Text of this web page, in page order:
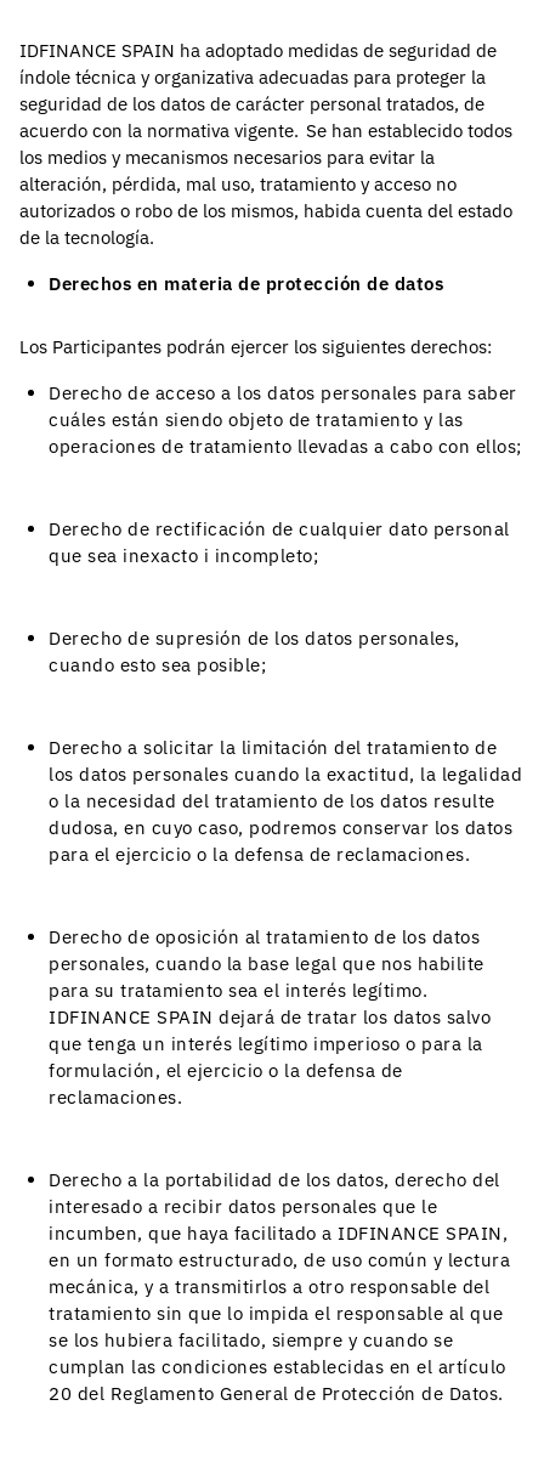
IDFINANCE SPAIN ha adoptado medidas de seguridad de
índole técnica y organizativa adecuadas para proteger la
seguridad de los datos de carácter personal tratados, de
acuerdo con la normativa vigente. Se han establecido todos
los medios y mecanismos necesarios para evitar la
alteración, pérdida, mal uso, tratamiento y acceso no
autorizados o robo de los mismos, habida cuenta del estado
de la tecnología.
Derechos en materia de protección de datos
Los Participantes podrán ejercer los siguientes derechos:
Derecho de acceso a los datos personales para saber
cuáles están siendo objeto de tratamiento y las
operaciones de tratamiento llevadas a cabo con ellos;
Derecho de rectificación de cualquier dato personal
que sea inexacto i incompleto;
Derecho de supresión de los datos personales,
cuando esto sea posible;
Derecho a solicitar la limitación del tratamiento de
los datos personales cuando la exactitud, la legalidad
o la necesidad del tratamiento de los datos resulte
dudosa, en cuyo caso, podremos conservar los datos
para el ejercicio o la defensa de reclamaciones.
Derecho de oposición al tratamiento de los datos
personales, cuando la base legal que nos habilite
para su tratamiento sea el interés legítimo.
IDFINANCE SPAIN dejará de tratar los datos salvo
que tenga un interés legítimo imperioso o para la
formulación, el ejercicio o la defensa de
reclamaciones.
Derecho a la portabilidad de los datos, derecho del
interesado a recibir datos personales que le
incumben, que haya facilitado a IDFINANCE SPAIN,
en un formato estructurado, de uso común y lectura
mecánica, y a transmitirlos a otro responsable del
tratamiento sin que lo impida el responsable al que
se los hubiera facilitado, siempre y cuando se
cumplan las condiciones establecidas en el artículo
20 del Reglamento General de Protección de Datos.